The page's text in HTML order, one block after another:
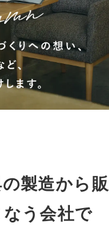
製造から販
う会社で